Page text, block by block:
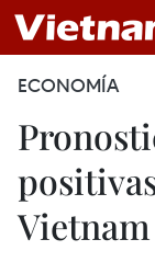
ECONOMÍA